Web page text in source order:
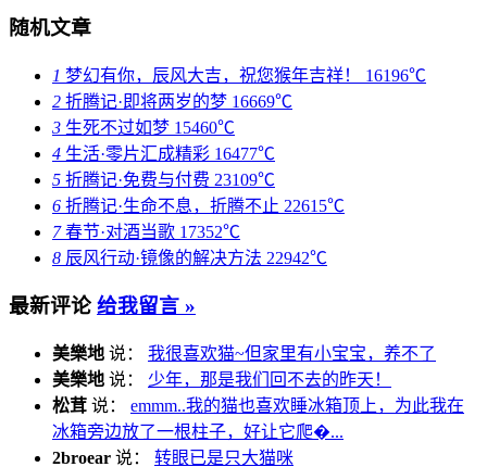
随机文章
1 梦幻有你，辰风大吉，祝您猴年吉祥！ 16196℃
2 折腾记·即将两岁的梦 16669℃
3 生死不过如梦 15460℃
4 生活·零片汇成精彩 16477℃
5 折腾记·免费与付费 23109℃
6 折腾记·生命不息，折腾不止 22615℃
7春节·对酒当歌 17352℃
8 辰风行动·镜像的解决方法 22942℃
最新评论 给我留言 »
美樂地 说： 我很喜欢猫~但家里有小宝宝，养不了
美樂地 说： 少年，那是我们回不去的昨天！
松茸 说： emmm..我的猫也喜欢睡冰箱顶上，为此我在
冰箱旁边放了一根柱子，好让它爬�...
2broear 说： 转眼已是只大猫咪